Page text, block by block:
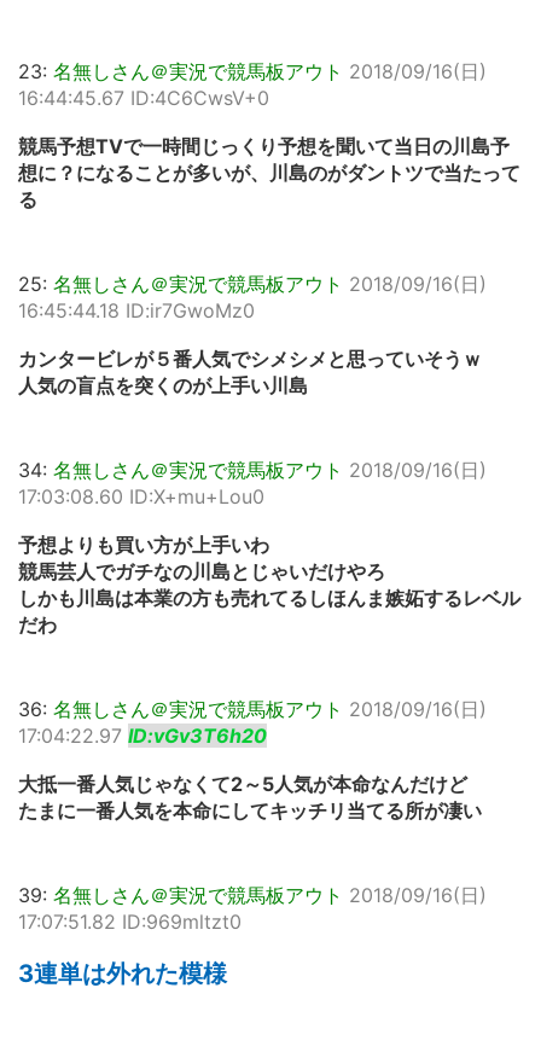
23: 名無しさん＠実況で競馬板アウト 2018/09/16(日)
16:44:45.67 ID:4C6CwsV+0
競馬予想TVで一時間じっくり予想を聞いて当日の川島予
想に？になることが多いが、川島のがダントツで当たって
る
25: 名無しさん＠実況で競馬板アウト 2018/09/16(日)
16:45:44.18 ID:ir7GwoMz0
カンタービレが５番人気でシメシメと思っていそうｗ
人気の盲点を突くのが上手い川島
34: 名無しさん＠実況で競馬板アウト 2018/09/16(日)
17:03:08.60 ID:X+mu+Lou0
予想よりも買い方が上手いわ
競馬芸人でガチなの川島とじゃいだけやろ
しかも川島は本業の方も売れてるしほんま嫉妬するレベル
だわ
36: 名無しさん＠実況で競馬板アウト 2018/09/16(日)
17:04:22.97 ID:vGv3T6h20
大抵一番人気じゃなくて2～5人気が本命なんだけど
たまに一番人気を本命にしてキッチリ当てる所が凄い
39: 名無しさん＠実況で競馬板アウト 2018/09/16(日)
17:07:51.82 ID:969mltzt0
3連単は外れた模様